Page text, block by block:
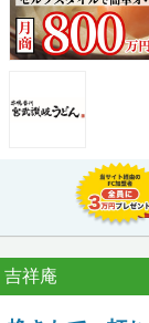
吉祥庵